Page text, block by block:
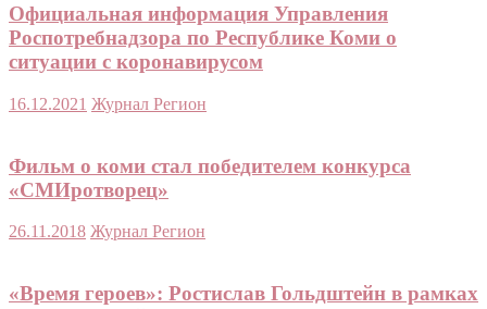
Официальная информация Управления
Роспотребнадзора по Республике Коми о
ситуации с коронавирусом
16.12.2021 Журнал Регион
Фильм о коми стал победителем конкурса
«СМИротворец»
26.11.2018 Журнал Регион
«Время героев»: Ростислав Гольдштейн в рамках